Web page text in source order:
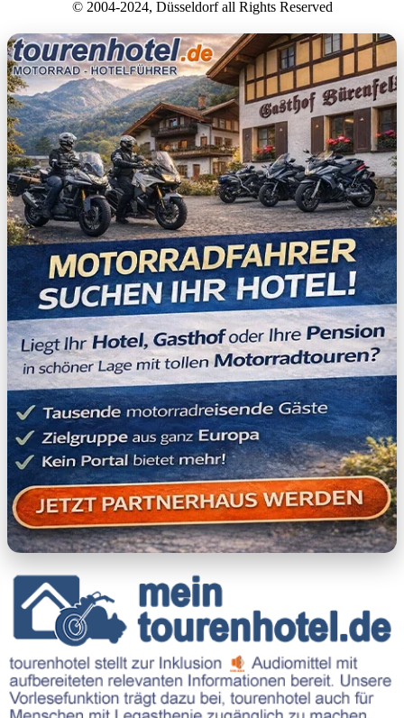
© 2004-2024, Düsseldorf all Rights Reserved